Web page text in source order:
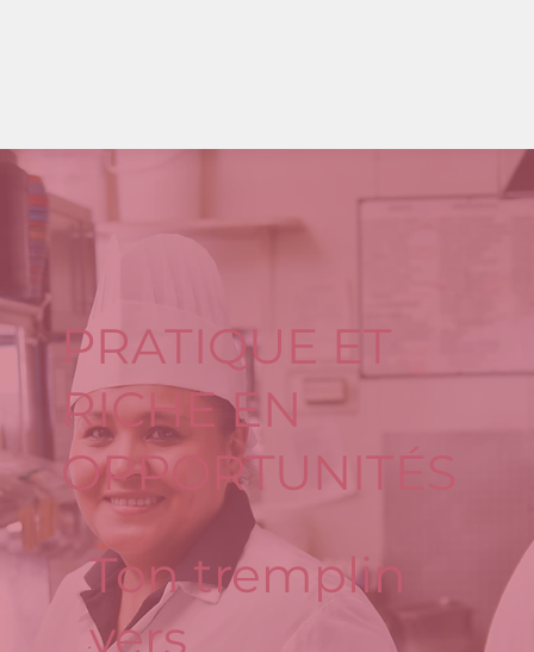
PRATIQUE ET
RICHE EN
OPPORTUNITÉS
Ton tremplin
vers